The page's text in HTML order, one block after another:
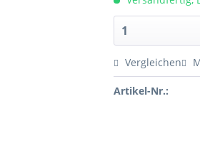
Vergleichen
Artikel-Nr.: